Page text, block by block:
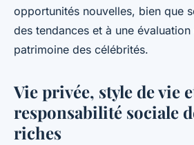
opportunités nouvelles, bien que
des tendances et à une
patrimoine des célébrités.
Vie privée, style de vie
responsabilité sociale
riches